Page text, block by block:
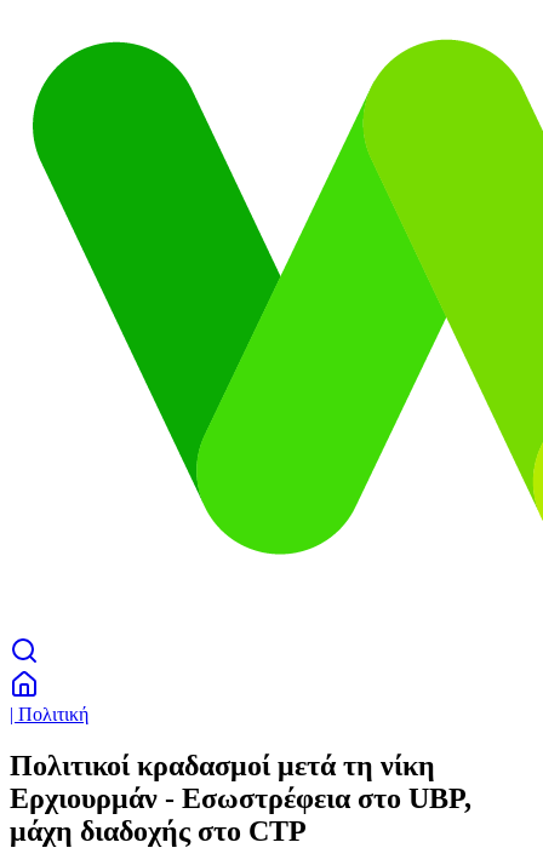
| Πολιτική
Πολιτικοί κραδασμοί μετά τη νίκη
Ερχιουρμάν - Εσωστρέφεια στο UBP,
μάχη διαδοχής στο CTP